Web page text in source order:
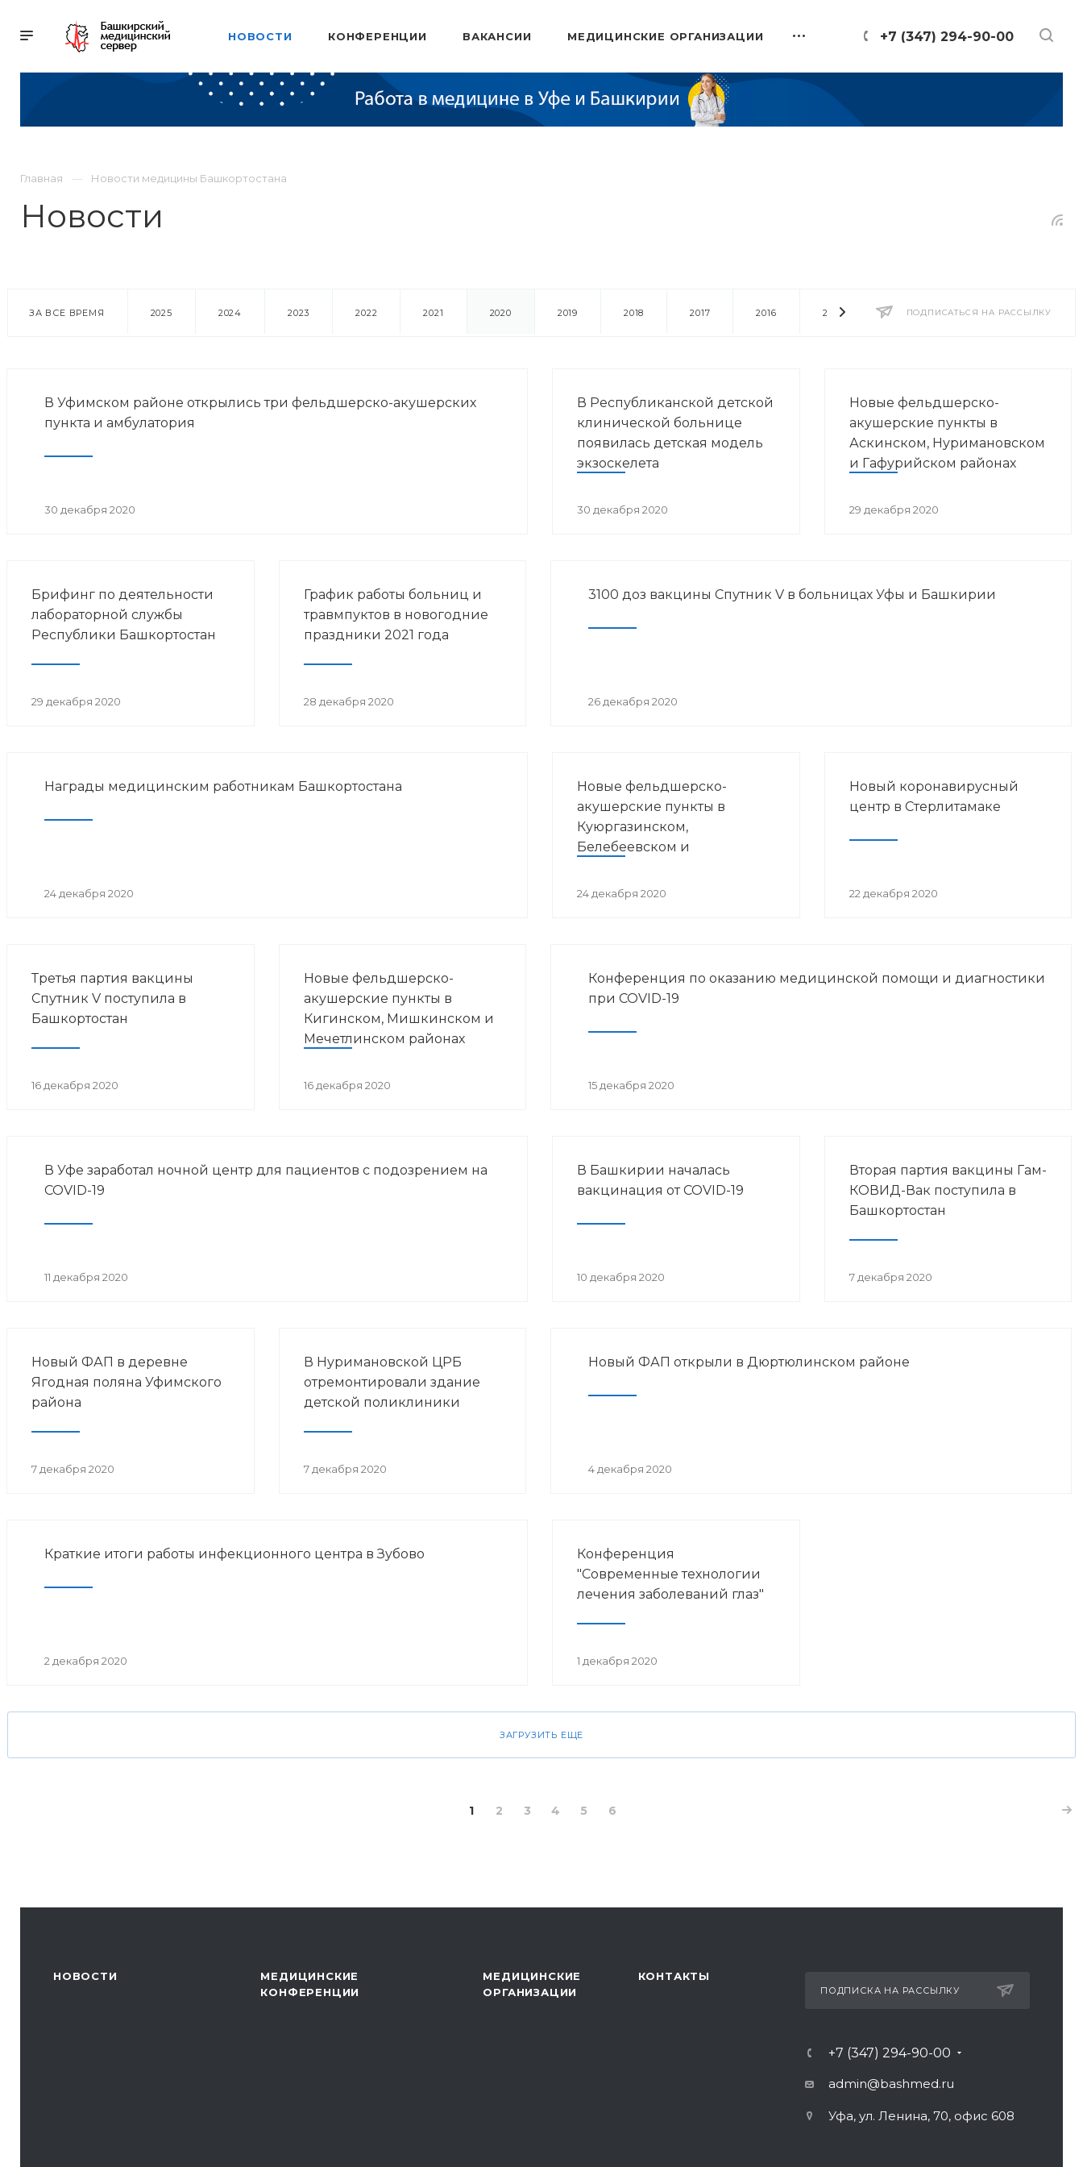
+7 (347) 294-90-00
НОВОСТИ КОНФЕРЕНЦИИ ВАКАНСИИ МЕДИЦИНСКИЕ ОРГАНИЗАЦИИ
Главная Новости медицины Башкортостана
Новости
ПОДПИСАТЬСЯ НА РАССЫЛКУ
ЗА ВСЕ ВРЕМЯ 2025 2024 2023 2022 2021 2020 2019 2018 2017 2016 2014 2013 2012 2011
В Уфимском районе открылись три фельдшерско-акушерских
пункта и амбулатория
30 декабря 2020
В Республиканской детской
клинической больнице
появилась детская модель
экзоскелета
30 декабря 2020
Новые фельдшерско-
акушерские пункты в
Аскинском, Нуримановском
и Гафурийском районах
29 декабря 2020
Брифинг по деятельности
лабораторной службы
Республики Башкортостан
29 декабря 2020
График работы больниц и
травмпуктов в новогодние
праздники 2021 года
28 декабря 2020
3100 доз вакцины Спутник V в больницах Уфы и Башкирии
26 декабря 2020
Награды медицинским работникам Башкортостана
24 декабря 2020
Новые фельдшерско-
акушерские пункты в
Куюргазинском,
Белебеевском и
24 декабря 2020
Новый коронавирусный
центр в Стерлитамаке
22 декабря 2020
Третья партия вакцины
Спутник V поступила в
Башкортостан
16 декабря 2020
Новые фельдшерско-
акушерские пункты в
Кигинском, Мишкинском и
Мечетлинском районах
16 декабря 2020
Конференция по оказанию медицинской помощи и диагностики
при COVID-19
15 декабря 2020
В Уфе заработал ночной центр для пациентов с подозрением на
COVID-19
11 декабря 2020
В Башкирии началась
вакцинация от COVID-19
10 декабря 2020
Вторая партия вакцины Гам-
КОВИД-Вак поступила в
Башкортостан
7 декабря 2020
Новый ФАП в деревне
Ягодная поляна Уфимского
района
7 декабря 2020
В Нуримановской ЦРБ
отремонтировали здание
детской поликлиники
7 декабря 2020
Новый ФАП открыли в Дюртюлинском районе
4 декабря 2020
Краткие итоги работы инфекционного центра в Зубово
2 декабря 2020
Конференция
"Современные технологии
лечения заболеваний глаз"
1 декабря 2020
ЗАГРУЗИТЬ ЕЩЕ
1 2 3 4 5 6
НОВОСТИ
МЕДИЦИНСКИЕ
КОНФЕРЕНЦИИ
МЕДИЦИНСКИЕ
ОРГАНИЗАЦИИ
КОНТАКТЫ
ПОДПИСКА НА РАССЫЛКУ
+7 (347) 294-90-00
admin@bashmed.ru
Уфа, ул. Ленина, 70, офис 608